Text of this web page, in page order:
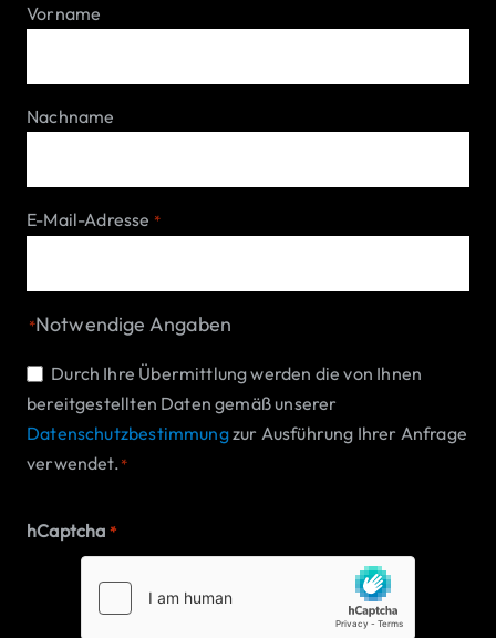
Vorname
Nachname
E-Mail-Adresse *
*Notwendige Angaben
Einwilligung
*
Durch Ihre Übermittlung werden die von Ihnen
bereitgestellten Daten gemäß unserer
Datenschutzbestimmungzur Ausführung Ihrer Anfrage
verwendet.*
hCaptcha *